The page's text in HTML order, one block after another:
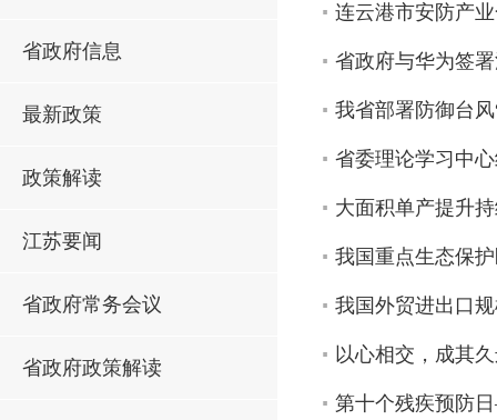
省政府信息
最新政策
政策解读
江苏要闻
省政府常务会议
省政府政策解读
连云港市安防产
省政府与华为签
我省部署防御台
省委理论学习中
大面积单产提升
我国重点生态保
我国外贸进出口
以心相交，成其
第十个残疾预防